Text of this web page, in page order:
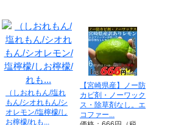
（しおれもん/塩れ
もん/シオれもん/シ
オレモン/塩檸檬/し
お檸檬/れも...
【宮崎県産】ノー防
カビ剤・ノーワック
ス・除草剤なし。エ
コファー...